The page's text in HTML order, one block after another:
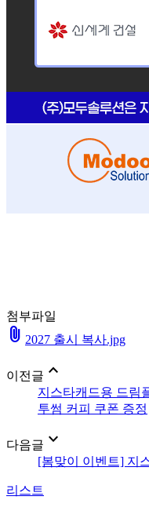
첨부파일
attach_file 2027 출시 복사.jpg
이전글 expand_less
지스타캐드용 드림
투썸 커피 쿠폰 증정
다음글 expand_more
[봄맞이 이벤트] 지
리스트